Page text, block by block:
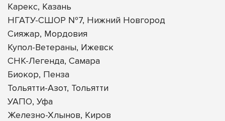
Карекс, Казань
НГАТУ-СШОР №7, Нижний Новгород
Сияжар, Мордовия
Купол-Ветераны, Ижевск
СНК-Легенда, Самара
Биокор, Пенза
Тольятти-Азот, Тольятти
УАПО, Уфа
Железно-Хлынов, Киров